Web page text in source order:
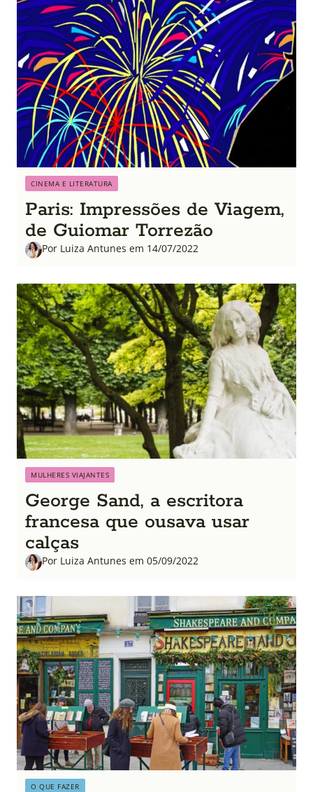
CINEMA E LITERATURA
Paris: Impressões de Viagem,
de Guiomar Torrezão
Por Luiza Antunes em 14/07/2022
MULHERES VIAJANTES
George Sand, a escritora
francesa que ousava usar
calças
Por Luiza Antunes em 05/09/2022
O QUE FAZER